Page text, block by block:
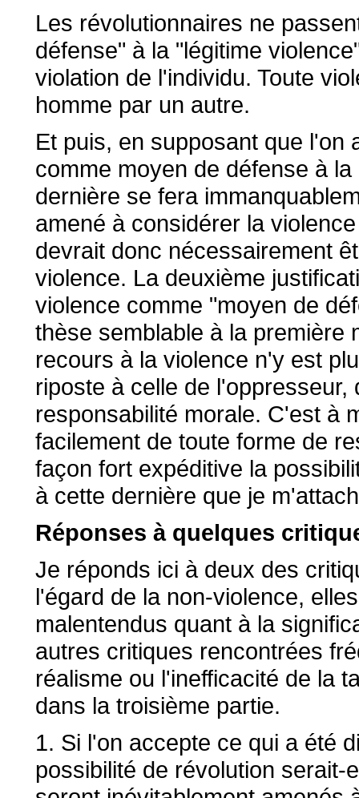
Les révolutionnaires ne
défense" à la "légitime
violation de l'individu. Toute
homme par un autre.
Et puis, en supposant que l'on
comme moyen de défense à
dernière se fera
amené à considérer la
devrait donc nécessairement
violence. La deuxième
violence comme "moyen de
thèse semblable à la première
recours à la violence n'y est
riposte à celle de
responsabilité morale. C'est à
facilement de toute forme de
façon fort expéditive la
à cette dernière que je
Réponses à quelques
Je réponds ici à deux des
l'égard de la non-violence,
malentendus quant à la
autres critiques rencontrées
réalisme ou l'inefficacité de la
dans la troisième partie.
1. Si l'on accepte ce qui a été
possibilité de révolution